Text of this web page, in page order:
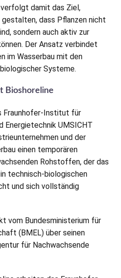
damit das Ziel,
dass Pflanzen nicht
sondern auch aktiv zur
Der Ansatz verbindet
im Wasserbau mit den
Systeme.
Bioshoreline
Fraunhofer-Institut für
Energietechnik UMSICHT
und der
einen temporären
Rohstoffen, der das
technisch-biologischen
und sich vollständig
vom Bundesministerium für
(BMEL) über seinen
für Nachwachsende